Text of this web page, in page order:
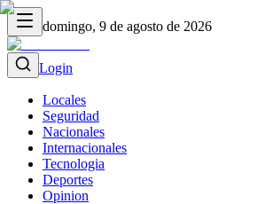
domingo, 9 de agosto de 2026
Login
Locales
Seguridad
Nacionales
Internacionales
Tecnologia
Deportes
Opinion